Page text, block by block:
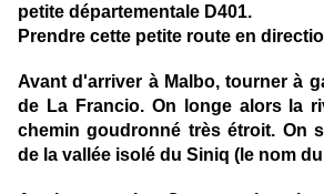
petite départementale D401.
Prendre cette petite route en
Avant d'arriver à Malbo, tourner à
de La Francio. On longe alors la
chemin goudronné très étroit. On
de la vallée isolé du Siniq (le nom